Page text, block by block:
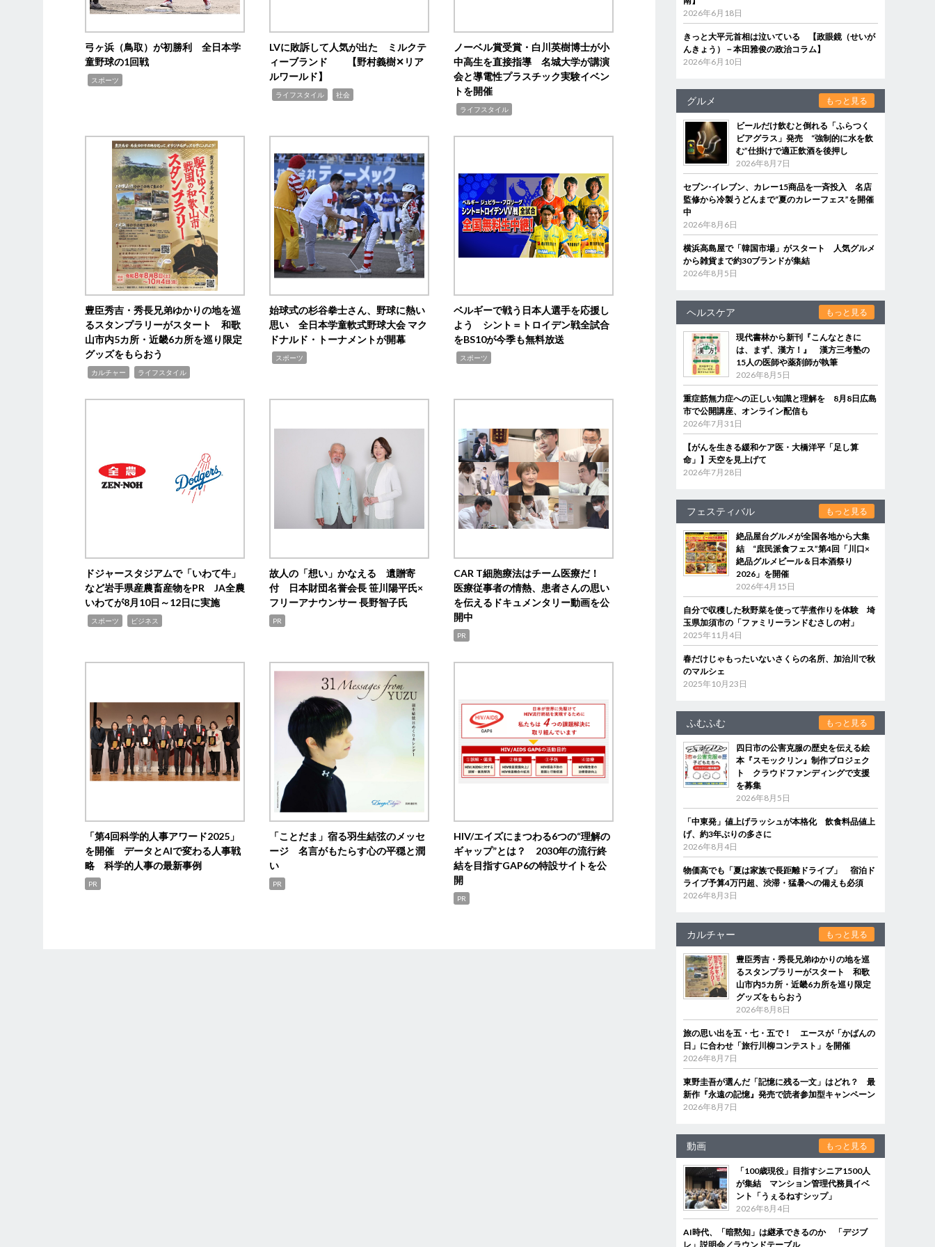
弓ヶ浜（鳥取）が初勝利 全日本学
童野球の1回戦
スポーツ
LVに敗訴して人気が出た ミルクテ
ィーブランド 【野村義樹✕リア
ルワールド】
ライフスタイル 社会
ノーベル賞受賞・白川英樹博士が小
中高生を直接指導 名城大学が講演
会と導電性プラスチック実験イベン
トを開催
ライフスタイル
豊臣秀吉・秀長兄弟ゆかりの地を巡
るスタンプラリーがスタート 和歌
山市内5カ所・近畿6カ所を巡り限定
グッズをもらおう
カルチャー ライフスタイル
始球式の杉谷拳士さん、野球に熱い
思い 全日本学童軟式野球大会 マク
ドナルド・トーナメントが開幕
スポーツ
ベルギーで戦う日本人選手を応援し
よう シント＝トロイデン戦全試合
をBS10が今季も無料放送
スポーツ
ドジャースタジアムで「いわて牛」
など岩手県産農畜産物をPR JA全農
いわてが8月10日～12日に実施
スポーツ ビジネス
故人の「想い」かなえる 遺贈寄
付 日本財団名誉会長 笹川陽平氏×
フリーアナウンサー 長野智子氏
PR
CAR T細胞療法はチーム医療だ！
医療従事者の情熱、患者さんの思い
を伝えるドキュメンタリー動画を公
開中
PR
「第4回科学的人事アワード2025」
を開催 データとAIで変わる人事戦
略 科学的人事の最新事例
PR
「ことだま」宿る羽生結弦のメッセ
ージ 名言がもたらす心の平穏と潤
い
PR
HIV/エイズにまつわる6つの“理解の
ギャップ”とは？ 2030年の流行終
結を目指すGAP6の特設サイトを公
開
PR
2026年6月18日
きっと大平元首相は泣いている 【政眼鏡（せいが
んきょう）－本田雅俊の政治コラム】
2026年6月10日
グルメ もっと見る
ビールだけ飲むと倒れる「ふらつく
ビアグラス」発売 “強制的に水を飲
む”仕掛けで適正飲酒を後押し
2026年8月7日
セブン‐イレブン、カレー15商品を一斉投入 名店
監修から冷製うどんまで“夏のカレーフェス”を開催
中
2026年8月6日
横浜高島屋で「韓国市場」がスタート 人気グルメ
から雑貨まで約30ブランドが集結
2026年8月5日
ヘルスケア もっと見る
現代書林から新刊『こんなときに
は、まず、漢方！』 漢方三考塾の
15人の医師や薬剤師が執筆
2026年8月5日
重症筋無力症への正しい知識と理解を 8月8日広島
市で公開講座、オンライン配信も
2026年7月31日
【がんを生きる緩和ケア医・大橋洋平「足し算
命」】天空を見上げて
2026年7月28日
フェスティバル もっと見る
絶品屋台グルメが全国各地から大集
結 “庶民派食フェス”第4回「川口×
絶品グルメビール＆日本酒祭り
2026」を開催
2026年4月15日
自分で収穫した秋野菜を使って芋煮作りを体験 埼
玉県加須市の「ファミリーランドむさしの村」
2025年11月4日
春だけじゃもったいないさくらの名所、加治川で秋
のマルシェ
2025年10月23日
ふむふむ もっと見る
四日市の公害克服の歴史を伝える絵
本『スモックリン』制作プロジェク
ト クラウドファンディングで支援
を募集
2026年8月5日
「中東発」値上げラッシュが本格化 飲食料品値上
げ、約3年ぶりの多さに
2026年8月4日
物価高でも「夏は家族で長距離ドライブ」 宿泊ド
ライブ予算4万円超、渋滞・猛暑への備えも必須
2026年8月3日
カルチャー もっと見る
豊臣秀吉・秀長兄弟ゆかりの地を巡
るスタンプラリーがスタート 和歌
山市内5カ所・近畿6カ所を巡り限定
グッズをもらおう
2026年8月8日
旅の思い出を五・七・五で！ エースが「かばんの
日」に合わせ「旅行川柳コンテスト」を開催
2026年8月7日
東野圭吾が選んだ「記憶に残る一文」はどれ？ 最
新作『永遠の記憶』発売で読者参加型キャンペーン
2026年8月7日
動画 もっと見る
「100歳現役」目指すシニア1500人
が集結 マンション管理代務員イベ
ント「うぇるねすシップ」
2026年8月4日
AI時代、「暗黙知」は継承できるのか 「デジブ
レ」説明会／ラウンドテーブル